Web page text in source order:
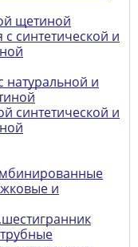
щетиной
синтетической и
натуральной и
синтетической и
и